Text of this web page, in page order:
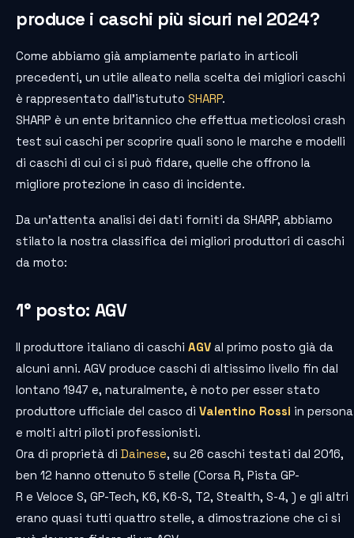
produce i caschi più sicuri nel 2024?
Come abbiamo già ampiamente parlato in articoli
precedenti, un utile alleato nella scelta dei migliori caschi
è rappresentato dall’istututo SHARP.
SHARP è un ente britannico che effettua meticolosi crash
test sui caschi per scoprire quali sono le marche e modelli
di caschi di cui ci si può fidare, quelle che offrono la
migliore protezione in caso di incidente.
Da un’attenta analisi dei dati forniti da SHARP, abbiamo
stilato la nostra classifica dei migliori produttori di caschi
da moto:
1° posto: AGV
Il produttore italiano di caschi AGV al primo posto già da
alcuni anni. AGV produce caschi di altissimo livello fin dal
lontano 1947 e, naturalmente, è noto per esser stato
produttore ufficiale del casco di Valentino Rossi in persona
e molti altri piloti professionisti.
Ora di proprietà di Dainese, su 26 caschi testati dal 2016,
ben 12 hanno ottenuto 5 stelle (Corsa R, Pista GP-
R e Veloce S, GP-Tech, K6, K6-S, T2, Stealth, S-4, ) e gli altri
erano quasi tutti quattro stelle, a dimostrazione che ci si